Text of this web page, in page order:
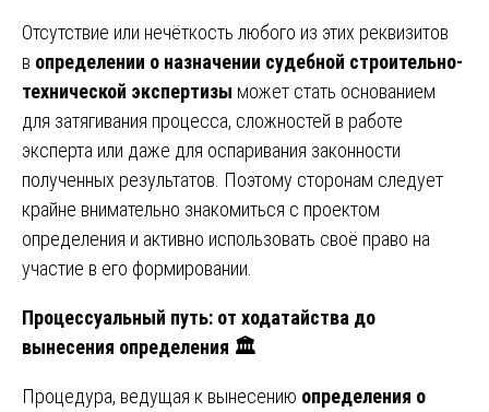
Отсутствие или нечёткость любого из этих реквизитов
в определении о назначении судебной строительно-
технической экспертизы может стать основанием
для затягивания процесса, сложностей в работе
эксперта или даже для оспаривания законности
полученных результатов. Поэтому сторонам следует
крайне внимательно знакомиться с проектом
определения и активно использовать своё право на
участие в его формировании.
Процессуальный путь: от ходатайства до
вынесения определения 🏛
Процедура, ведущая к вынесению определения о